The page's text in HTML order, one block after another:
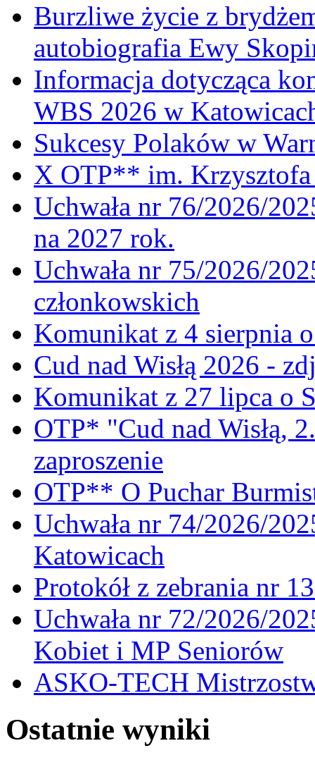
Burzliwe życie z
autobiografia Ewy
Informacja dotycząca
WBS 2026 w
Sukcesy Polaków w
X OTP** im. Krzysztofa
Uchwała nr 76/2026/
na 2027 rok.
Uchwała nr 75/2026/
członkowskich
Komunikat z 4 sierpnia
Cud nad Wisłą 2026 -
Komunikat z 27 lipca o
OTP* "Cud nad Wisłą,
zaproszenie
OTP** O Puchar
Uchwała nr 74/2026/
Katowicach
Protokół z zebrania nr
Uchwała nr 72/2026/
Kobiet i MP Seniorów
ASKO-TECH
Ostatnie wyniki